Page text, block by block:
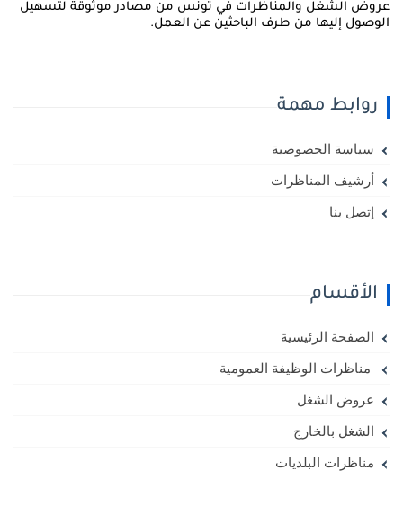
الشغل والمناظرات في تونس من مصادر موثوقة لتسهيل
إليها من طرف الباحثين عن العمل.
روابط مهمة
سياسة الخصوصية
أرشيف المناظرات
إتصل بنا
الأقسام
الصفحة الرئيسية
مناظرات الوظيفة العمومية
عروض الشغل
الشغل بالخارج
مناظرات البلديات